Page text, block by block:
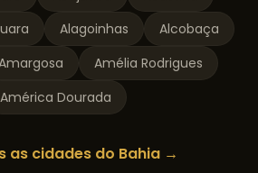
Alagoinhas
Alcobaça
Amélia Rodrigues
América Dourada
as cidades do Bahia→